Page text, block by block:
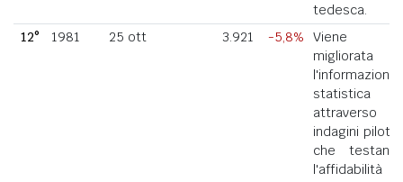
tedesca.
12°
1981 25 ott 3.921 -5,8%
Viene
migliorata
l'informazione
statistica
attraverso
indagini pilota
che testano
l'affidabilità